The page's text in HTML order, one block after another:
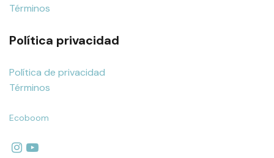
Términos
Política privacidad
Política de privacidad
Términos
Ecoboom